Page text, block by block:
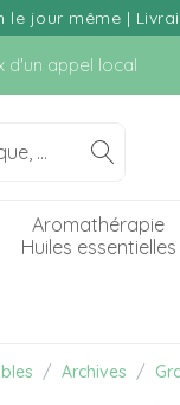
le jour même |
d'un appel local
Aromathérapie
Huiles essentielles
Archives